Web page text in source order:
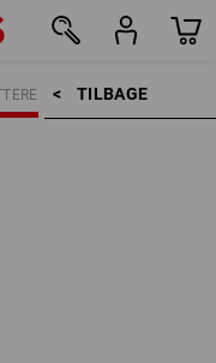
TILBAGE    >